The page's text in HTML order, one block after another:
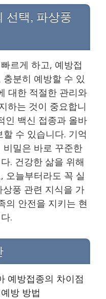
선택, 파상풍
르게 하고, 예방접
분히 예방할 수 있
대한 적절한 관리와
하는 것이 중요합니
인 백신 접종과 올바
수 있습니다. 기억
밀은 바로 꾸준한
. 건강한 삶을 위해
오늘부터라도 꼭 실
풍 관련 지식을 가
의 안전을 지키는 현
.
예방접종의 차이점
방 방법